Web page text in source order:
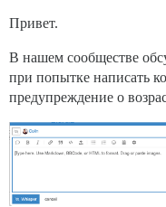
Привет.
В нашем сообществе
при попытке написать
предупреждение о